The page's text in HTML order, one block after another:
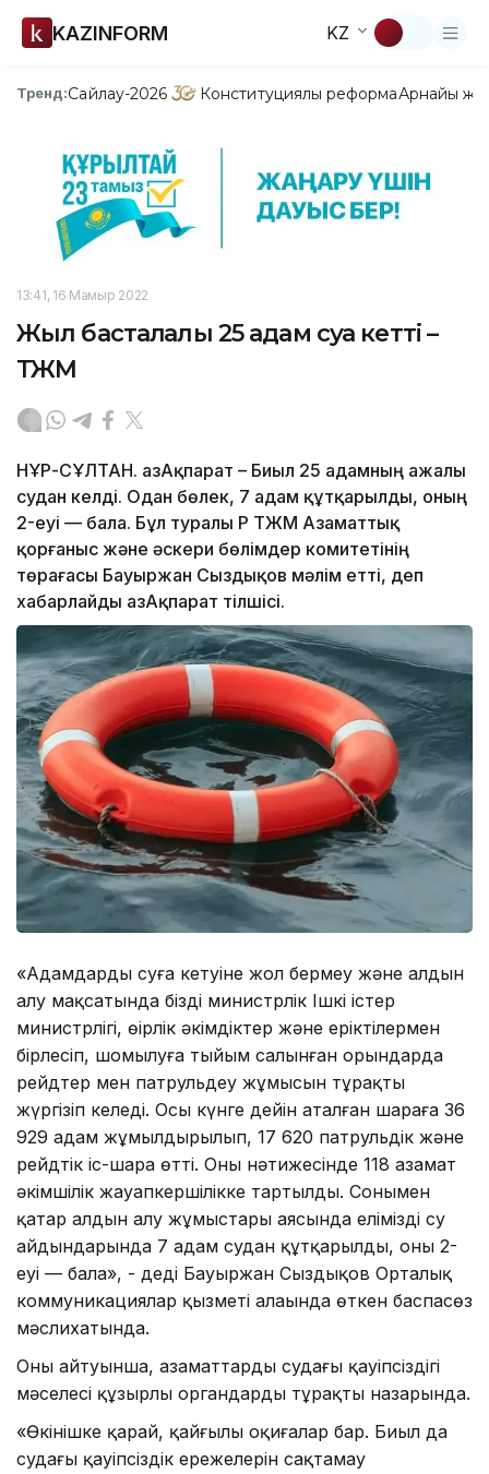
KAZINFORM KZ
Тренд:Сайлау-2026 Конституциялық реформаАрнайы
13:41, 16 Мамыр 2022
Жыл басталғалы 25 адам суға кетті –
ТЖМ
НҰР-СҰЛТАН. ҚазАқпарат – Биыл 25 адамның ажалы
судан келді. Одан бөлек, 7 адам құтқарылды, оның
2-еуі — бала. Бұл туралы ҚР ТЖМ Азаматтық
қорғаныс және әскери бөлімдер комитетінің
төрағасы Бауыржан Сыздықов мәлім етті, деп
хабарлайды ҚазАқпарат тілшісі.
«Адамдардың суға кетуіне жол бермеу және алдын
алу мақсатында біздің министрлік Ішкі істер
министрлігі, өңірлік әкімдіктер және еріктілермен
бірлесіп, шомылуға тыйым салынған орындарда
рейдтер мен патрульдеу жұмысын тұрақты
жүргізіп келеді. Осы күнге дейін аталған шараға 36
929 адам жұмылдырылып, 17 620 патрульдік және
рейдтік іс-шара өтті. Оның нәтижесінде 118 азамат
әкімшілік жауапкершілікке тартылды. Сонымен
қатар алдын алу жұмыстары аясында еліміздің су
айдындарында 7 адам судан құтқарылды, оның 2-
еуі — бала», - деді Бауыржан Сыздықов Орталық
коммуникациялар қызметі алаңында өткен баспасөз
мәслихатында.
Оның айтуынша, азаматтардың судағы қауіпсіздігі
мәселесі құзырлы органдардың тұрақты назарында.
«Өкінішке қарай, қайғылы оқиғалар бар. Биыл да
судағы қауіпсіздік ережелерін сақтамау